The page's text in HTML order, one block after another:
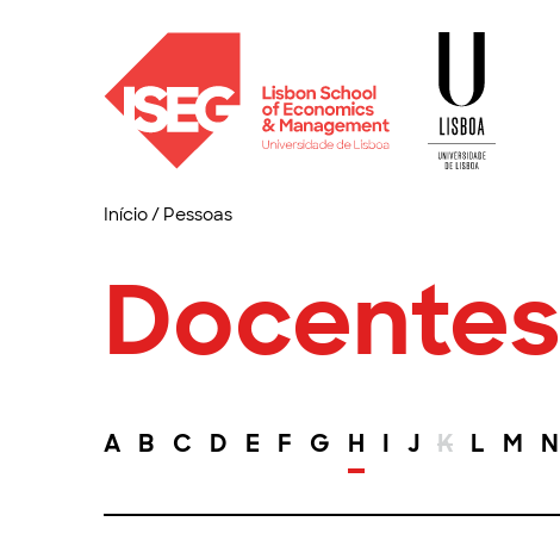
Início/ Pessoas
Docentes
A B C D E F G H I J K L M N